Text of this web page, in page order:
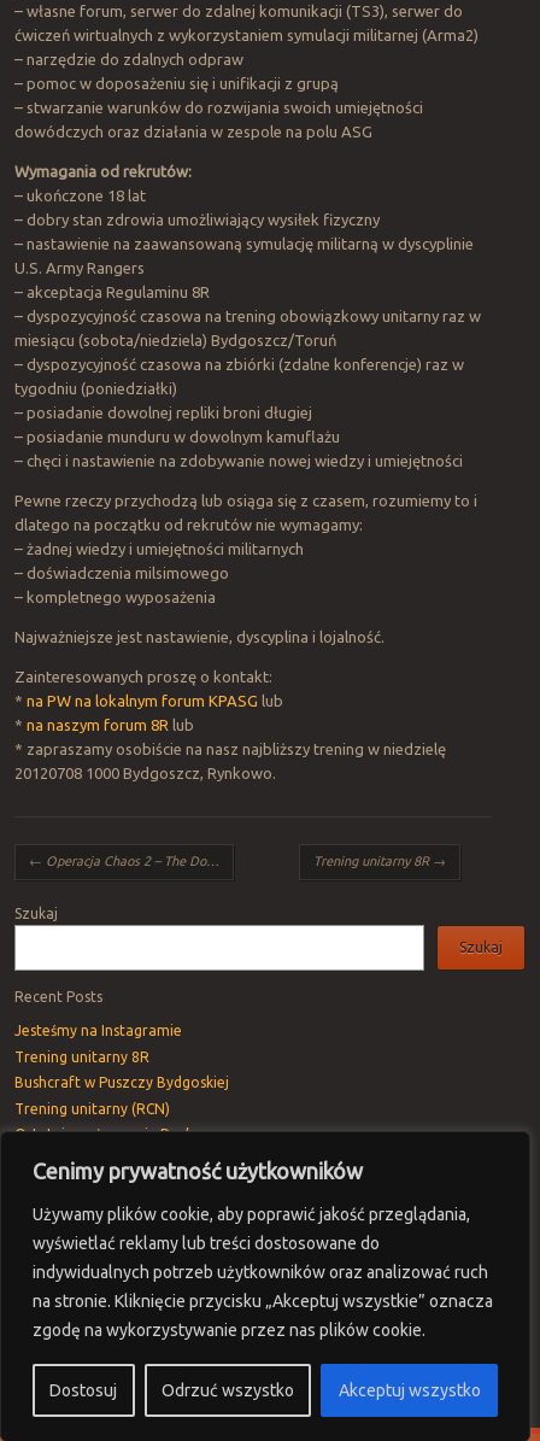
Cenimy prywatność użytkowników
Używamy plików cookie, aby poprawić jakość przeglądania,
wyświetlać reklamy lub treści dostosowane do
indywidualnych potrzeb użytkowników oraz analizować ruch
na stronie. Kliknięcie przycisku „Akceptuj wszystkie” oznacza
zgodę na wykorzystywanie przez nas plików cookie.
Dostosuj Odrzuć wszystko Akceptuj wszystko
– własne forum, serwer do zdalnej komunikacji (TS3), serwer do
ćwiczeń wirtualnych z wykorzystaniem symulacji militarnej (Arma2)
– narzędzie do zdalnych odpraw
– pomoc w doposażeniu się i unifikacji z grupą
– stwarzanie warunków do rozwijania swoich umiejętności
dowódczych oraz działania w zespole na polu ASG
Wymagania od rekrutów:
– ukończone 18 lat
– dobry stan zdrowia umożliwiający wysiłek fizyczny
– nastawienie na zaawansowaną symulację militarną w dyscyplinie
U.S. Army Rangers
– akceptacja Regulaminu 8R
– dyspozycyjność czasowa na trening obowiązkowy unitarny raz w
miesiącu (sobota/niedziela) Bydgoszcz/Toruń
– dyspozycyjność czasowa na zbiórki (zdalne konferencje) raz w
tygodniu (poniedziałki)
– posiadanie dowolnej repliki broni długiej
– posiadanie munduru w dowolnym kamuflażu
– chęci i nastawienie na zdobywanie nowej wiedzy i umiejętności
Pewne rzeczy przychodzą lub osiąga się z czasem, rozumiemy to i
dlatego na początku od rekrutów nie wymagamy:
– żadnej wiedzy i umiejętności militarnych
– doświadczenia milsimowego
– kompletnego wyposażenia
Najważniejsze jest nastawienie, dyscyplina i lojalność.
Zainteresowanych proszę o kontakt:
* na PW na lokalnym forum KPASG lub
* na naszym forum 8R lub
* zapraszamy osobiście na nasz najbliższy trening w niedzielę
20120708 1000 Bydgoszcz, Rynkowo.
Post navigation
← Operacja Chaos 2 – The Dogs of War Trening unitarny 8R →
Szukaj
Szukaj
Recent Posts
Jesteśmy na Instagramie
Trening unitarny 8R
Bushcraft w Puszczy Bydgoskiej
Trening unitarny (RCN)
Ostatnie pożegnanie Rav’a
Recent Comments
oformit osago onlain_uzPn Warsztaty z Fantomem
Vivod iz zapoya na domy_mfSt-Trening unitarny 8R
Vivod iz zapoya na domy_anSt-River Ride 24h
mostbet_avPl Trening unitarny 8R
Proudly powered by WordPress Theme: Sunspot by WordPress.com